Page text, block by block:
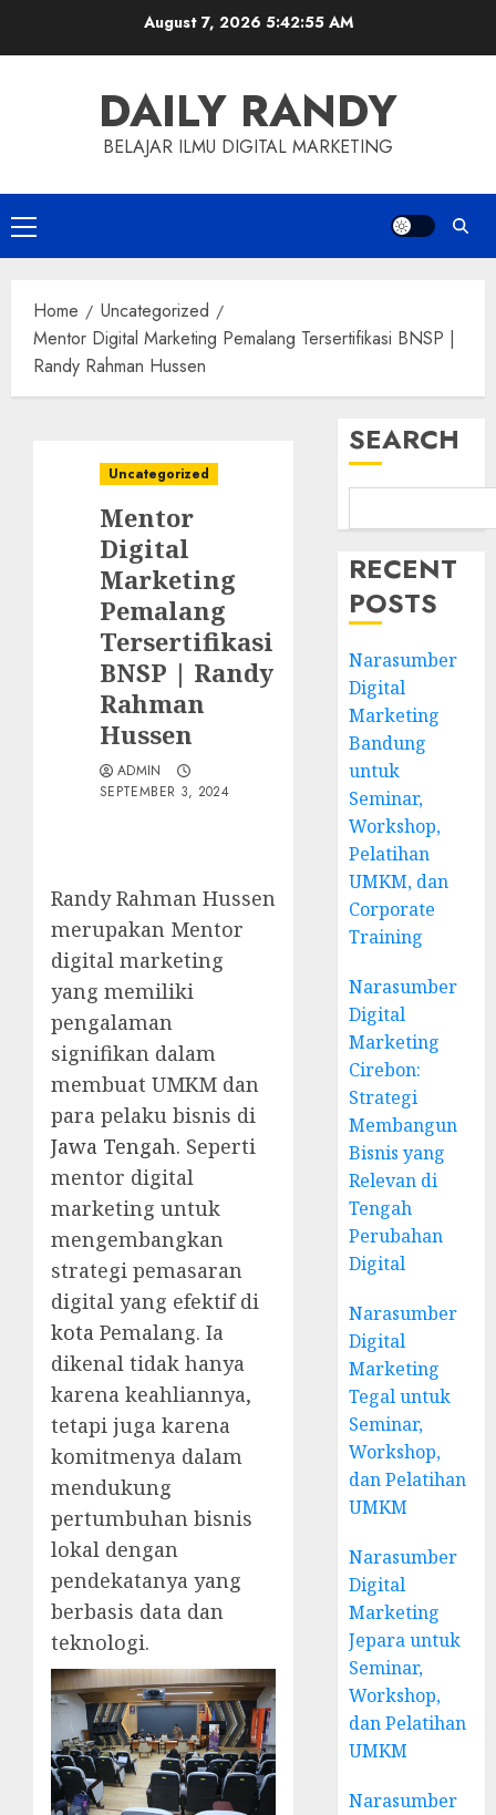
August 7, 2026 5:42:55 AM
DAILY RANDY
BELAJAR ILMU DIGITAL MARKETING
Primary
Menu
Home
Uncategorized
Mentor Digital Marketing Pemalang Tersertifikasi BNSP |
Randy Rahman Hussen
Uncategorized
Mentor
Digital
Marketing
Pemalang
Tersertifikasi
BNSP | Randy
Rahman
Hussen
ADMIN
SEPTEMBER 3, 2024
Randy Rahman Hussen
merupakan Mentor
digital marketing
yang memiliki
pengalaman
signifikan dalam
membuat UMKM dan
para pelaku bisnis di
Jawa Tengah. Seperti
mentor digital
marketing untuk
mengembangkan
strategi pemasaran
digital yang efektif di
kota Pemalang. Ia
dikenal tidak hanya
karena keahliannya,
tetapi juga karena
komitmenya dalam
mendukung
pertumbuhan bisnis
lokal dengan
pendekatanya yang
berbasis data dan
teknologi.
SEARCH
RECENT
POSTS
Narasumber
Digital
Marketing
Bandung
untuk
Seminar,
Workshop,
Pelatihan
UMKM, dan
Corporate
Training
Narasumber
Digital
Marketing
Cirebon:
Strategi
Membangun
Bisnis yang
Relevan di
Tengah
Perubahan
Digital
Narasumber
Digital
Marketing
Tegal untuk
Seminar,
Workshop,
dan Pelatihan
UMKM
Narasumber
Digital
Marketing
Jepara untuk
Seminar,
Workshop,
dan Pelatihan
UMKM
Narasumber